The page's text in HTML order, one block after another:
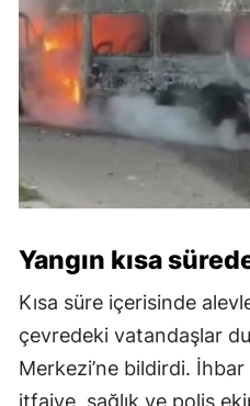
Yangın kısa
Kısa süre içerisinde
çevredeki vatandaşlar
Merkezi’ne bildirdi.
itfaiye, sağlık ve polis